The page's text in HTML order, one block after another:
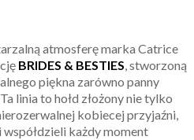
atmosferę marka Catrice
BRIDES & BESTIES, stworzoną
piękna zarówno panny
linia to hołd złożony nie tylko
kobiecej przyjaźni,
każdy moment